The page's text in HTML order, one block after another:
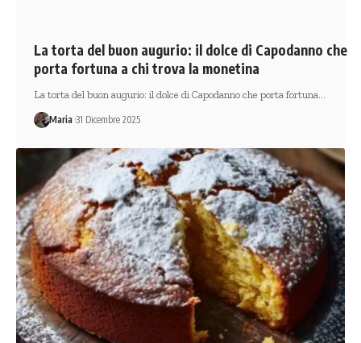
La torta del buon augurio: il dolce di Capodanno che
porta fortuna a chi trova la monetina
La torta del buon augurio: il dolce di Capodanno che porta fortuna…
Maria 31 Dicembre 2025